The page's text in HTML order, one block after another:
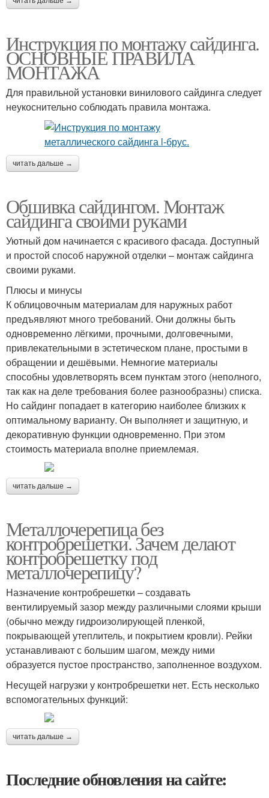
Инструкция по монтажу сайдинга.
ОСНОВНЫЕ ПРАВИЛА
МОНТАЖА
Для правильной установки винилового сайдинга следует
неукоснительно соблюдать правила монтажа.
читать дальше →
Обшивка сайдингом. Монтаж
сайдинга своими руками
Уютный дом начинается с красивого фасада. Доступный
и простой способ наружной отделки – монтаж сайдинга
своими руками.
Плюсы и минусы
К облицовочным материалам для наружных работ
предъявляют много требований. Они должны быть
одновременно лёгкими, прочными, долговечными,
привлекательными в эстетическом плане, простыми в
обращении и дешёвыми. Немногие материалы
способны удовлетворять всем пунктам этого (неполного,
так как на деле требования более разнообразны) списка.
Но сайдинг попадает в категорию наиболее близких к
оптимальному варианту. Он выполняет и защитную, и
декоративную функции одновременно. При этом
стоимость материала вполне приемлемая.
читать дальше →
Металлочерепица без
контробрешетки. Зачем делают
контробрешетку под
металлочерепицу?
Назначение контробрешетки – создавать
вентилируемый зазор между различными слоями крыши
(обычно между гидроизолирующей пленкой,
покрывающей утеплитель, и покрытием кровли). Рейки
устанавливают с большим шагом, между ними
образуется пустое пространство, заполненное воздухом.
Несущей нагрузки у контробрешетки нет. Есть несколько
вспомогательных функций:
читать дальше →
Последние обновления на сайте: